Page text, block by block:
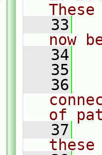
These
   33
now
   34
   35
   36
of
   37